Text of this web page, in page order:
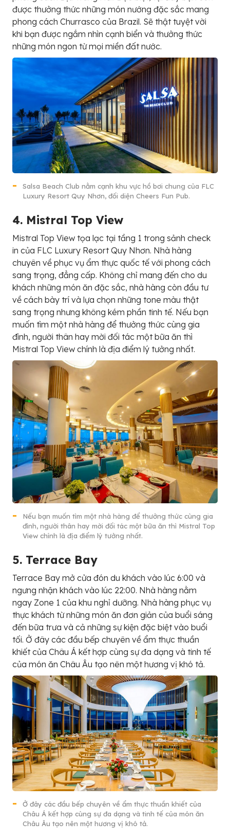
được thưởng thức những món nướng đặc sắc mang
phong cách Churrasco của Brazil. Sẽ thật tuyệt vời
khi bạn được ngắm nhìn cạnh biển và thưởng thức
những món ngon từ mọi miền đất nước.
Salsa Beach Club nằm cạnh khu vực hồ bơi chung của FLC
Luxury Resort Quy Nhơn, đối diện Cheers Fun Pub.
4. Mistral Top View
Mistral Top View tọa lạc tại tầng 1 trong sảnh check
in của FLC Luxury Resort Quy Nhơn. Nhà hàng
chuyên về phục vụ ẩm thực quốc tế với phong cách
sang trọng, đẳng cấp. Không chỉ mang đến cho du
khách những món ăn đặc sắc, nhà hàng còn đầu tư
về cách bày trí và lựa chọn những tone màu thật
sang trọng nhưng không kém phần tinh tế. Nếu bạn
muốn tìm một nhà hàng để thưởng thức cùng gia
đình, người thân hay mời đối tác một bữa ăn thì
Mistral Top View chính là địa điểm lý tưởng nhất.
Nếu bạn muốn tìm một nhà hàng để thưởng thức cùng gia
đình, người thân hay mời đối tác một bữa ăn thì Mistral Top
View chính là địa điểm lý tưởng nhất.
5. Terrace Bay
Terrace Bay mở cửa đón du khách vào lúc 6:00 và
ngưng nhận khách vào lúc 22:00. Nhà hàng nằm
ngay Zone 1 của khu nghỉ dưỡng. Nhà hàng phục vụ
thực khách từ những món ăn đơn giản của buổi sáng
đến bữa trưa và cả những sự kiện đặc biệt vào buổi
tối. Ở đây các đầu bếp chuyên về ẩm thực thuần
khiết của Châu Á kết hợp cùng sự đa dạng và tinh tế
của món ăn Châu Âu tạo nên một hương vị khó tả.
Ở đây các đầu bếp chuyên về ẩm thực thuần khiết của
Châu Á kết hợp cùng sự đa dạng và tinh tế của món ăn
Châu Âu tạo nên một hương vị khó tả.